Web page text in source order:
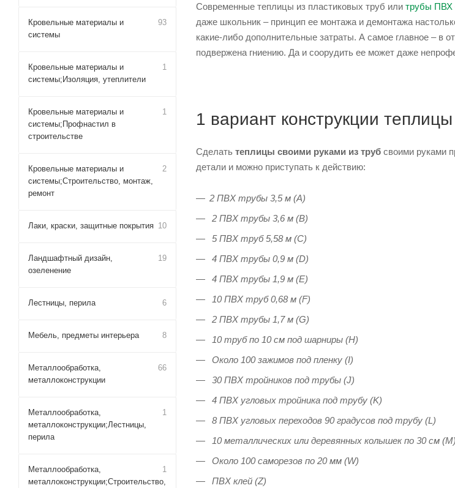
Современные теплицы из пластиковых труб или трубы ПВХ
даже школьник – принцип ее монтажа и демонтажа
какие-либо дополнительные затраты. А самое главное – в
подвержена гниению. Да и соорудить ее может даже
1 вариант конструкции
Сделать теплицы своими руками из труб своими руками
детали и можно приступать к действию:
2 ПВХ трубы 3,5 м (A)
2 ПВХ трубы 3,6 м (B)
5 ПВХ труб 5,58 м (C)
4 ПВХ трубы 0,9 м (D)
4 ПВХ трубы 1,9 м (E)
10 ПВХ труб 0,68 м (F)
2 ПВХ трубы 1,7 м (G)
10 труб по 10 см под шарниры (H)
Около 100 зажимов под пленку (I)
30 ПВХ тройников под трубы (J)
4 ПВХ угловых тройника под трубу (K)
8 ПВХ угловых переходов 90 градусов под трубу (L)
10 металлических или деревянных колышек по 30 см (M)
Около 100 саморезов по 20 мм (W)
ПВХ клей (Z)
Кровельные материалы и
системы
93
Кровельные материалы и
системы;Изоляция, утеплители
1
Кровельные материалы и
системы;Профнастил в
строительстве
1
Кровельные материалы и
системы;Строительство, монтаж,
ремонт
2
Лаки, краски, защитные покрытия 10
Ландшафтный дизайн,
озеленение
19
Лестницы, перила 6
Мебель, предметы интерьера 8
Металлообработка,
металлоконструкции
66
Металлообработка,
металлоконструкции;Лестницы,
перила
1
Металлообработка,
металлоконструкции;Строительство,
1